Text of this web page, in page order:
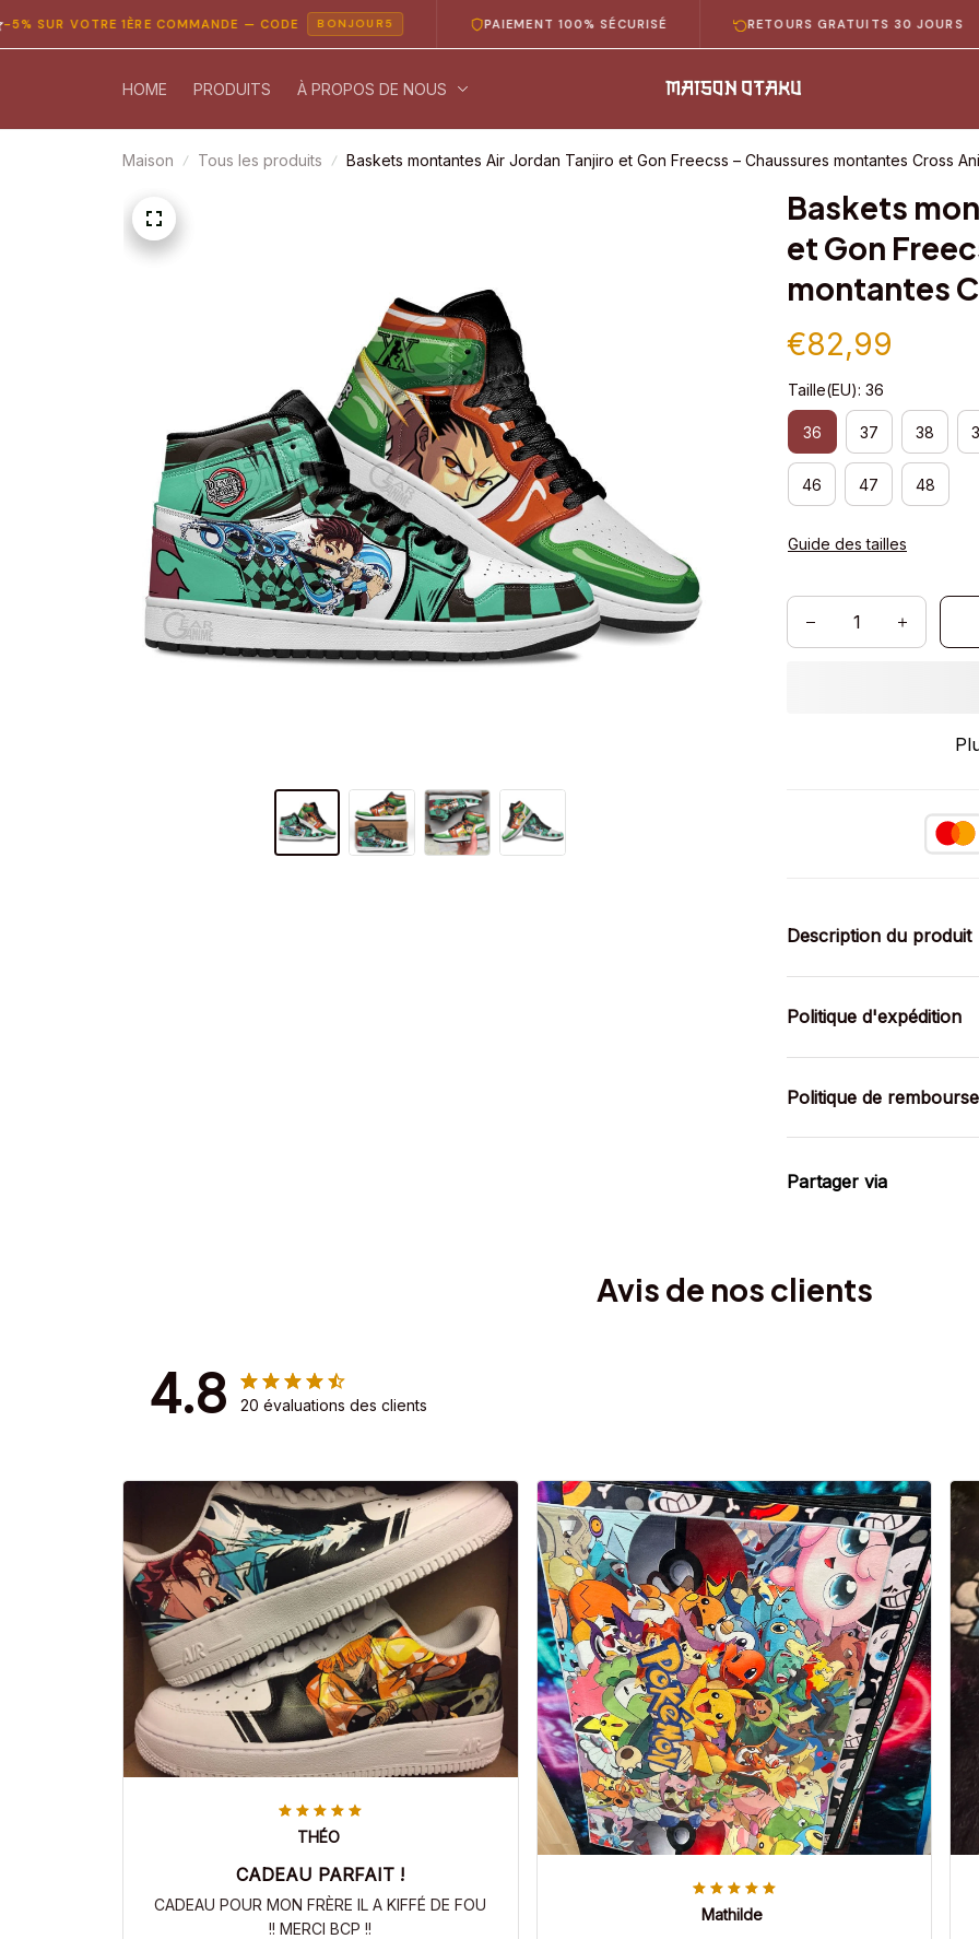
VOTRE 1ÈRE COMMANDE — CODE BONJOUR5 PAIEMENT 100% SÉCURISÉ RETOURS GRATUITS 30 JOURS
HOME PRODUITS À PROPOS DE NOUS
Maison Tous les produits Baskets montantes Air Jordan Tanjiro et Gon Freecss – Chaussures montantes Cross
Baskets
et Gon
montantes
€82,99
Taille(EU): 36
36 37 38
46 47 48
Guide des tailles
Description du produit
Politique d'expédition
Politique de
Partager via
Avis de nos clients
4.8 20 évaluations des clients
THÉO
CADEAU PARFAIT !
CADEAU POUR MON FRÈRE IL A KIFFÉ DE FOU
!! MERCI BCP !!
Mathilde